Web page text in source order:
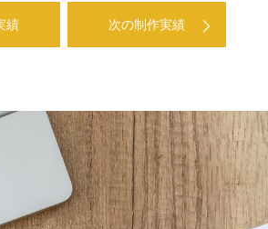
績 次の制作実績